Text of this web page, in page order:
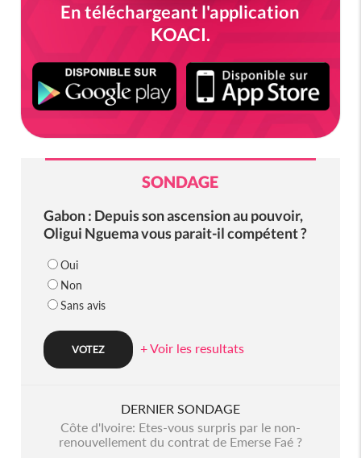
En téléchargeant l'application
KOACI.
SONDAGE
Gabon : Depuis son ascension au pouvoir,
Oligui Nguema vous parait-il compétent ?
Oui
Non
Sans avis
+ Voir les resultats
DERNIER SONDAGE
Côte d'Ivoire: Etes-vous surpris par le non-
renouvellement du contrat de Emerse Faé ?